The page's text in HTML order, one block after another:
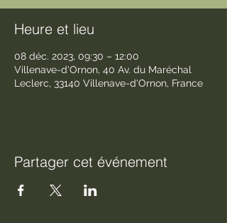
Heure et lieu
08 déc. 2023, 09:30 – 12:00
Villenave-d'Ornon, 40 Av. du Maréchal
Leclerc, 33140 Villenave-d'Ornon, France
Partager cet événement